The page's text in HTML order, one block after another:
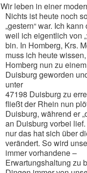
Wir leben in einer
Nichts ist heute noch
„gestern“ war. Ich
weil ich eigentlich von
bin. In Homberg, Krs.
muss ich heute
Homberg nun zu
Duisburg geworden
unter
47198 Duisburg zu
fließt der Rhein nun
Duisburg, während er
an Duisburg vorbei
nur das hat sich über
verändert. So wird
immer vorhandene –
Erwartungshaltung zu